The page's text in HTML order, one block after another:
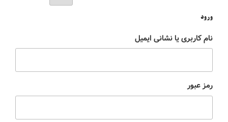
ورود
نام کاربری یا نشانی ایمیل
رمز عبور